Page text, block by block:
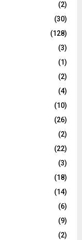
(2)
(30)
(128)
(3)
(1)
(2)
(4)
(10)
(26)
(2)
(22)
(3)
(18)
(14)
(6)
(9)
(2)